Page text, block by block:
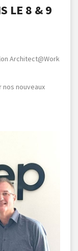
LE 8 & 9
Architect@Work
nouveaux